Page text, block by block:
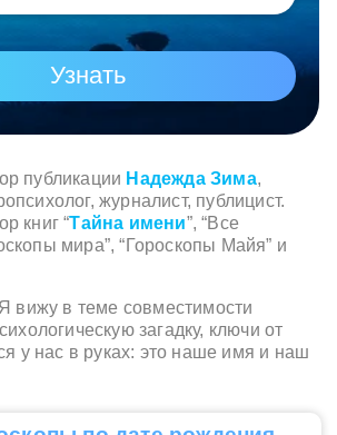
публикации Надежда Зима,
журналист, публицист.
книг “Тайна имени”, “Все
мира”, “Гороскопы Майя” и
вижу в теме совместимости
загадку, ключи от
у нас в руках: это наше имя и наш